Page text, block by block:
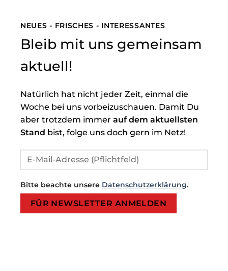
NEUES - FRISCHES - INTERESSANTES
Bleib mit uns gemeinsam
aktuell!
Natürlich hat nicht jeder Zeit, einmal die
Woche bei uns vorbeizuschauen. Damit Du
aber trotzdem immer auf dem aktuellsten
Stand bist, folge uns doch gern im Netz!
Bitte beachte unsere Datenschutzerklärung.
Bitte lasse dieses Feld leer.
Bitte lasse dieses Feld leer.